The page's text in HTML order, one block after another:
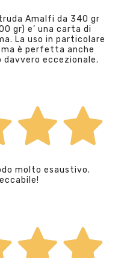
Amalfi da 340 gr
gr) e’ una carta di
La uso in particolare
è perfetta anche
davvero eccezionale.
molto esaustivo.